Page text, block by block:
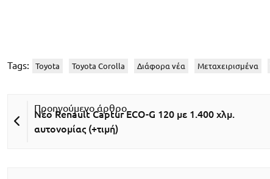
Tags: Toyota Toyota Corolla Διάφορα νέα Μεταχειρισμένα
Νέο Renault Captur ECO-G 120 με 1.400 χλμ.
αυτονομίας (+τιμή)